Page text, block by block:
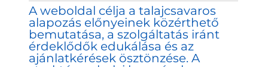
A weboldal célja a talajcsavaros
alapozás előnyeinek közérthető
bemutatása, a szolgáltatás iránt
érdeklődők edukálása és az
ajánlatkérések ösztönzése. A